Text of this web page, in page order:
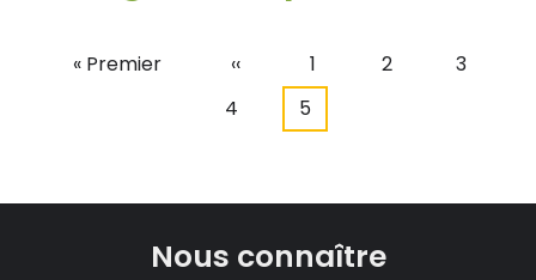
Pagination
Première
« Premier
Page
précédente
‹‹ Page
1 Page
2 Page
3
Page
4
Page
5
Nous connaître